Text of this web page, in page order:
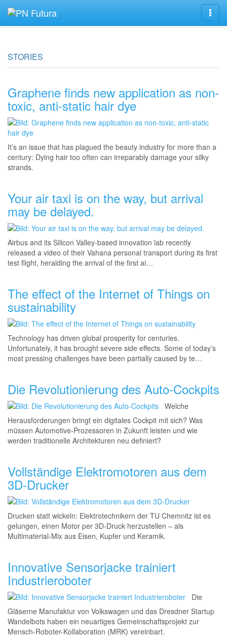
STORIES
Graphene finds new application as non-
toxic, anti-static hair dye
It’s an issue that has plagued the beauty industry for more than a
century: Dying hair too often can irreparably damage your silky
strands.
Your air taxi is on the way, but arrival
may be delayed.
Airbus and its Silicon Valley-based innovation lab recently
released a video of their Vahana personal transport during its first
test flight, heralding the arrival of the first ai…
The effect of the Internet of Things on
sustainability
Technology has driven global prosperity for centuries.
Unfortunately, it has brought severe side effects. Some of today’s
most pressing challenges have been partially caused by te…
Die Revolutionierung des Auto-Cockpits
Welche
Herausforderungen bringt ein digitales Cockpit mit sich? Was
müssen Automotive-Prozessoren in Zukunft leisten und wie
werden traditionelle Architekturen neu definiert?
Vollständige Elektromotoren aus dem
3D-Drucker
Drucken statt wickeln: Elektrotechnikern der TU Chemnitz ist es
gelungen, einen Motor per 3D-Druck herzustellen – als
Multimaterial-Mix aus Eisen, Kupfer und Keramik.
Innovative Sensorjacke trainiert
Industrieroboter
Die
Gläserne Manufaktur von Volkswagen und das Dresdner Startup
Wandelbots haben ein neuartiges Gemeinschaftsprojekt zur
Mensch-Roboter-Kollaboration (MRK) vereinbart.